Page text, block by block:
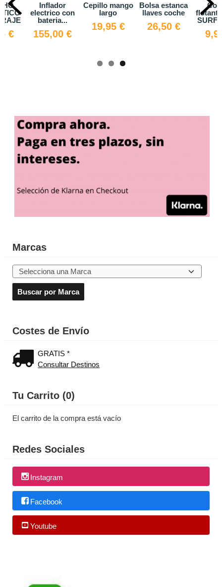
Marcas
Costes de Envío
GRATIS *
Consultar Destinos
Tu Carrito (0)
El carrito de la compra está vacío
Redes Sociales
Instagram
Facebook
Youtube
€
Inflador
electrico con
bateria...
155,00 €
Cepillo mango
largo
19,95 €
Bolsa estanca
llaves coche
26,50 €